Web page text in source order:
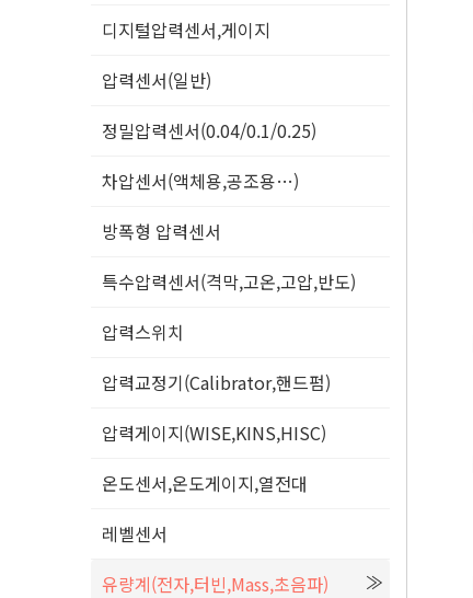
디지털압력센서,게이지
압력센서(일반)
정밀압력센서(0.04/0.1/0.25)
차압센서(액체용,공조용…)
방폭형 압력센서
특수압력센서(격막,고온,고압,반도)
압력스위치
압력교정기(Calibrator,핸드펌)
압력게이지(WISE,KINS,HISC)
온도센서,온도게이지,열전대
레벨센서
유량계(전자,터빈,Mass,초음파)